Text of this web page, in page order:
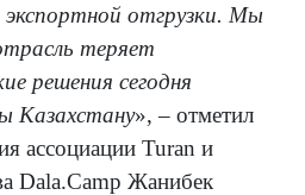
отгрузки. Мы
теряет
решения сегодня
Казахстану», – отметил
ассоциации Turan и
Dala.Camp Жанибек